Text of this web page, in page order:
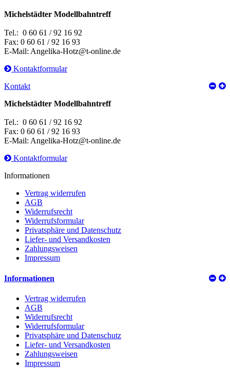
Michelstädter Modellbahntreff
Tel.: 0 60 61 / 92 16 92
Fax: 0 60 61 / 92 16 93
E-Mail: Angelika-Hotz@t-online.de
Kontaktformular
Kontakt
Michelstädter Modellbahntreff
Tel.: 0 60 61 / 92 16 92
Fax: 0 60 61 / 92 16 93
E-Mail: Angelika-Hotz@t-online.de
Kontaktformular
Informationen
Vertrag widerrufen
AGB
Widerrufsrecht
Widerrufsformular
Privatsphäre und Datenschutz
Liefer- und Versandkosten
Zahlungsweisen
Impressum
Informationen
Vertrag widerrufen
AGB
Widerrufsrecht
Widerrufsformular
Privatsphäre und Datenschutz
Liefer- und Versandkosten
Zahlungsweisen
Impressum